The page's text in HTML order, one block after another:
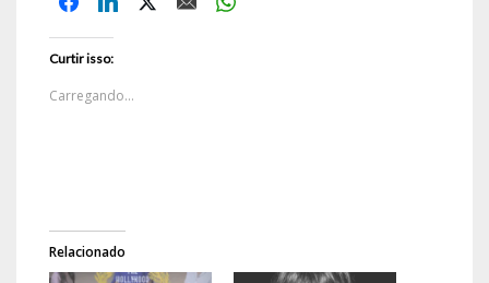
Curtir isso:
Carregando...
Relacionado